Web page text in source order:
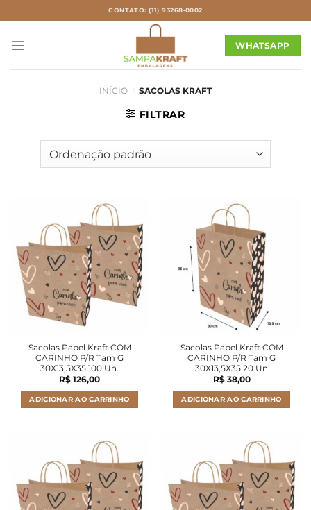
to
content
CONTATO: (11) 93268-0002
WHATSAPP
INÍCIO SACOLAS KRAFT
FILTRAR
Sacolas Papel Kraft COM
CARINHO P/R Tam G
30X13,5X35 100 Un.
R$ 126,00
ADICIONAR AO CARRINHO
Sacolas Papel Kraft COM
CARINHO P/R Tam G
30X13,5X35 20 Un
R$38,00
ADICIONAR AO CARRINHO